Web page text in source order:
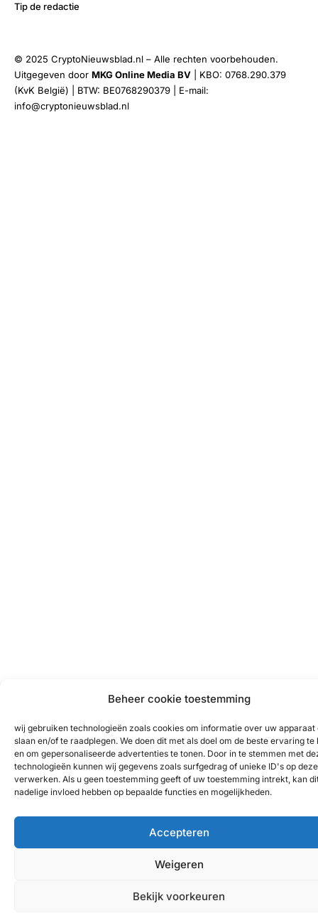
Beheer cookie toestemming
wij gebruiken technologieën zoals cookies om informatie over uw apparaat
slaan en/of te raadplegen. We doen dit met als doel om de beste ervaring te
en om gepersonaliseerde advertenties te tonen. Door in te stemmen met
technologieën kunnen wij gegevens zoals surfgedrag of unieke ID's op
verwerken. Als u geen toestemming geeft of uw toestemming intrekt, kan
nadelige invloed hebben op bepaalde functies en mogelijkheden.
Accepteren
Weigeren
Bekijk voorkeuren
Tip de redactie
© 2025 CryptoNieuwsblad.nl – Alle rechten voorbehouden.
Uitgegeven door MKG Online Media BV | KBO: 0768.290.379
(KvK België) | BTW: BE0768290379 | E-mail:
info@cryptonieuwsblad.nl